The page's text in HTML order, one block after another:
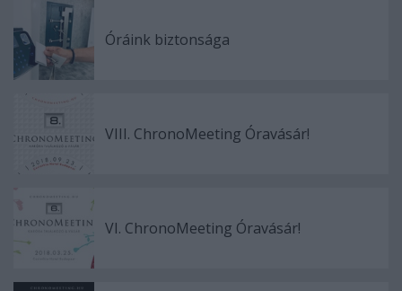
Óráink biztonsága
VIII. ChronoMeeting Óravásár!
VI. ChronoMeeting Óravásár!